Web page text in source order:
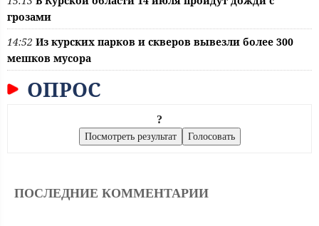
грозами
14:52 Из курских парков и скверов вывезли более 300
мешков мусора
ОПРОС
?
ПОСЛЕДНИЕ КОММЕНТАРИИ